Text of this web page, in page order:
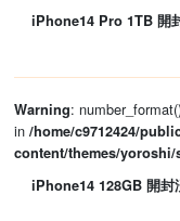
iPhone14 Pro 1TB 開
Warning:
in /home/c9712424/
content/themes/
iPhone14 128GB 開封